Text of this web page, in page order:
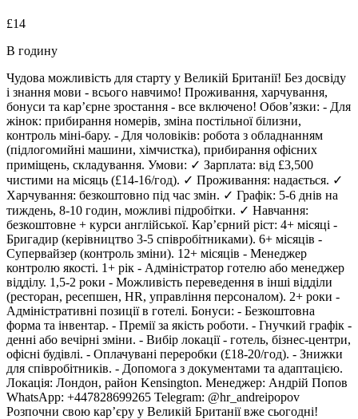
£14
В годину
Чудова можливість для старту у Великій Британії! Без досвіду
і знання мови - всього навчимо! Проживання, харчування,
бонуси та кар’єрне зростання - все включено! Обов’язки: - Для
жінок: прибирання номерів, зміна постільної білизни,
контроль міні-бару. - Для чоловіків: робота з обладнанням
(підлогомийні машини, хімчистка), прибирання офісних
приміщень, складування. Умови: ✓ Зарплата: від £3,500
чистими на місяць (£14-16/год). ✓ Проживання: надається. ✓
Харчування: безкоштовно під час змін. ✓ Графік: 5-6 днів на
тиждень, 8-10 годин, можливі підробітки. ✓ Навчання:
безкоштовне + курси англійської. Кар’єрний ріст: 4+ місяці -
Бригадир (керівництво 3-5 співробітниками). 6+ місяців -
Супервайзер (контроль зміни). 12+ місяців - Менеджер
контролю якості. 1+ рік - Адміністратор готелю або менеджер
відділу. 1,5-2 роки - Можливість переведення в інші відділи
(ресторан, ресепшен, HR, управління персоналом). 2+ роки -
Адміністративні позиції в готелі. Бонуси: - Безкоштовна
форма та інвентар. - Премії за якість роботи. - Гнучкий графік -
денні або вечірні зміни. - Вибір локації - готель, бізнес-центри,
офісні будівлі. - Оплачувані переробки (£18-20/год). - Знижки
для співробітників. - Допомога з документами та адаптацією.
Локація: Лондон, район Kensington. Менеджер: Андрій Попов
WhatsApp: +447828699265 Telegram: @hr_andreipopov
Розпочни свою кар’єру у Великій Британії вже сьогодні!